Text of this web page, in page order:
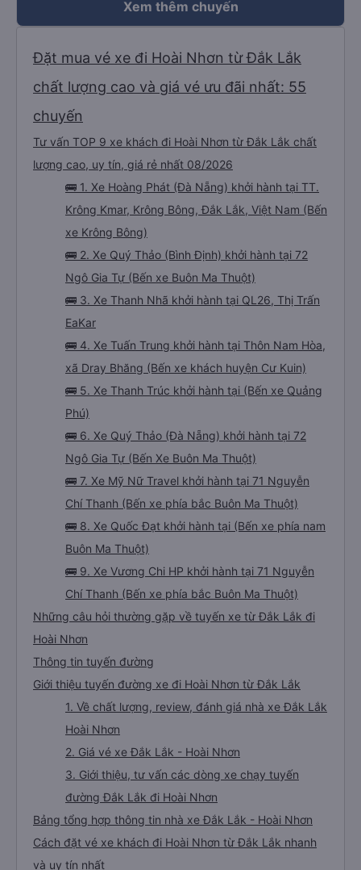
Xem thêm chuyến
Đặt mua vé xe đi Hoài Nhơn từ Đắk Lắk
chất lượng cao và giá vé ưu đãi nhất: 55
chuyến
Tư vấn TOP 9 xe khách đi Hoài Nhơn từ Đắk Lắk chất
lượng cao, uy tín, giá rẻ nhất 08/2026
🚌 1. Xe Hoàng Phát (Đà Nẵng) khởi hành tại TT.
Krông Kmar, Krông Bông, Đắk Lắk, Việt Nam (Bến
xe Krông Bông)
🚌 2. Xe Quý Thảo (Bình Định) khởi hành tại 72
Ngô Gia Tự (Bến xe Buôn Ma Thuột)
🚌 3. Xe Thanh Nhã khởi hành tại QL26, Thị Trấn
EaKar
🚌 4. Xe Tuấn Trung khởi hành tại Thôn Nam Hòa,
xã Dray Bhăng (Bến xe khách huyện Cư Kuin)
🚌 5. Xe Thanh Trúc khởi hành tại (Bến xe Quảng
Phú)
🚌 6. Xe Quý Thảo (Đà Nẵng) khởi hành tại 72
Ngô Gia Tự (Bến Xe Buôn Ma Thuột)
🚌 7. Xe Mỹ Nữ Travel khởi hành tại 71 Nguyễn
Chí Thanh (Bến xe phía bắc Buôn Ma Thuột)
🚌 8. Xe Quốc Đạt khởi hành tại (Bến xe phía nam
Buôn Ma Thuột)
🚌 9. Xe Vương Chi HP khởi hành tại 71 Nguyễn
Chí Thanh (Bến xe phía bắc Buôn Ma Thuột)
Những câu hỏi thường gặp về tuyến xe từ Đắk Lắk đi
Hoài Nhơn
Thông tin tuyến đường
Giới thiệu tuyến đường xe đi Hoài Nhơn từ Đắk Lắk
1. Về chất lượng, review, đánh giá nhà xe Đắk Lắk
Hoài Nhơn
2. Giá vé xe Đắk Lắk - Hoài Nhơn
3. Giới thiệu, tư vấn các dòng xe chạy tuyến
đường Đắk Lắk đi Hoài Nhơn
Bảng tổng hợp thông tin nhà xe Đắk Lắk - Hoài Nhơn
Cách đặt vé xe khách đi Hoài Nhơn từ Đắk Lắk nhanh
và uy tín nhất